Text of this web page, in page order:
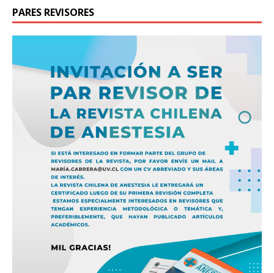
PARES REVISORES